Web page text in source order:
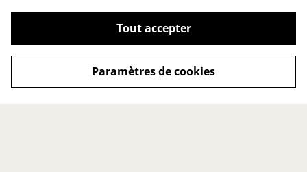
Tout accepter
Paramètres de cookies